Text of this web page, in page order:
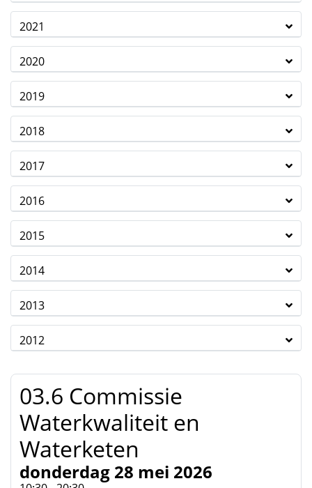
2021
2020
2019
2018
2017
2016
2015
2014
2013
2012
03.6 Commissie
Waterkwaliteit en
Waterketen
donderdag 28 mei 2026